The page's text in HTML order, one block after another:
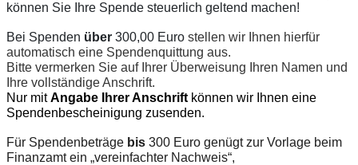
können Sie Ihre Spende steuerlich geltend machen!
Bei Spenden über 300,00 Euro stellen wir Ihnen hierfür
automatisch eine Spendenquittung aus.
Bitte vermerken Sie auf Ihrer Überweisung Ihren Namen und
Ihre vollständige Anschrift.
Nur mitAngabe Ihrer Anschrift können wir Ihnen eine
Spendenbescheinigung zusenden.
Für Spendenbeträge bis 300 Euro genügt zur Vorlage beim
Finanzamt ein „vereinfachter Nachweis“,